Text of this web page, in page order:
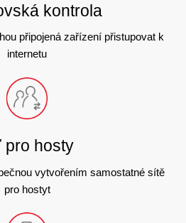
kontrola
připojená zařízení přistupovat k
internetu
pro hosty
vytvořením samostatné sítě
pro hostyt